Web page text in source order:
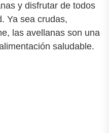
y disfrutar de todos
Ya sea crudas,
las avellanas son una
saludable.